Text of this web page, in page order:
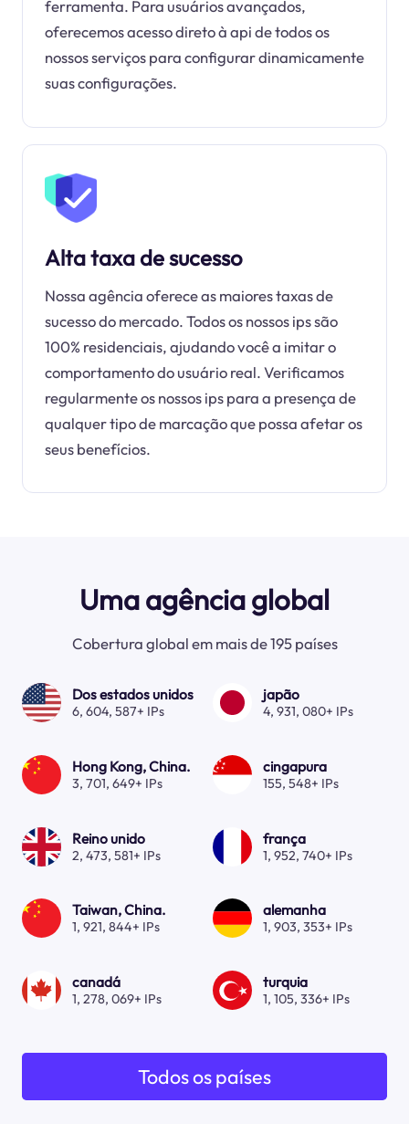
ferramenta. Para usuários avançados,
oferecemos acesso direto à api de todos os
nossos serviços para configurar dinamicamente
suas configurações.
Alta taxa de sucesso
Nossa agência oferece as maiores taxas de
sucesso do mercado. Todos os nossos ips são
100% residenciais, ajudando você a imitar o
comportamento do usuário real. Verificamos
regularmente os nossos ips para a presença de
qualquer tipo de marcação que possa afetar os
seus benefícios.
Uma agência global
Cobertura global em mais de 195 países
Dos estados unidos
6, 604, 587+ IPs
japão
4, 931, 080+ IPs
Hong Kong, China.
3, 701, 649+ IPs
cingapura
155, 548+ IPs
Reino unido
2, 473, 581+ IPs
frança
1, 952, 740+ IPs
Taiwan, China.
1, 921, 844+ IPs
alemanha
1, 903, 353+ IPs
canadá
1, 278, 069+ IPs
turquia
1, 105, 336+ IPs
Todos os países